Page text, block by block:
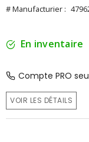
# Manufacturier :
En inventaire
Compte PRO
VOIR LES DÉTAILS